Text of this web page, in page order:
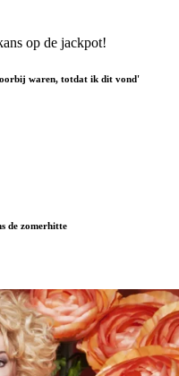
waren, totdat ik dit vond'
de zomerhitte